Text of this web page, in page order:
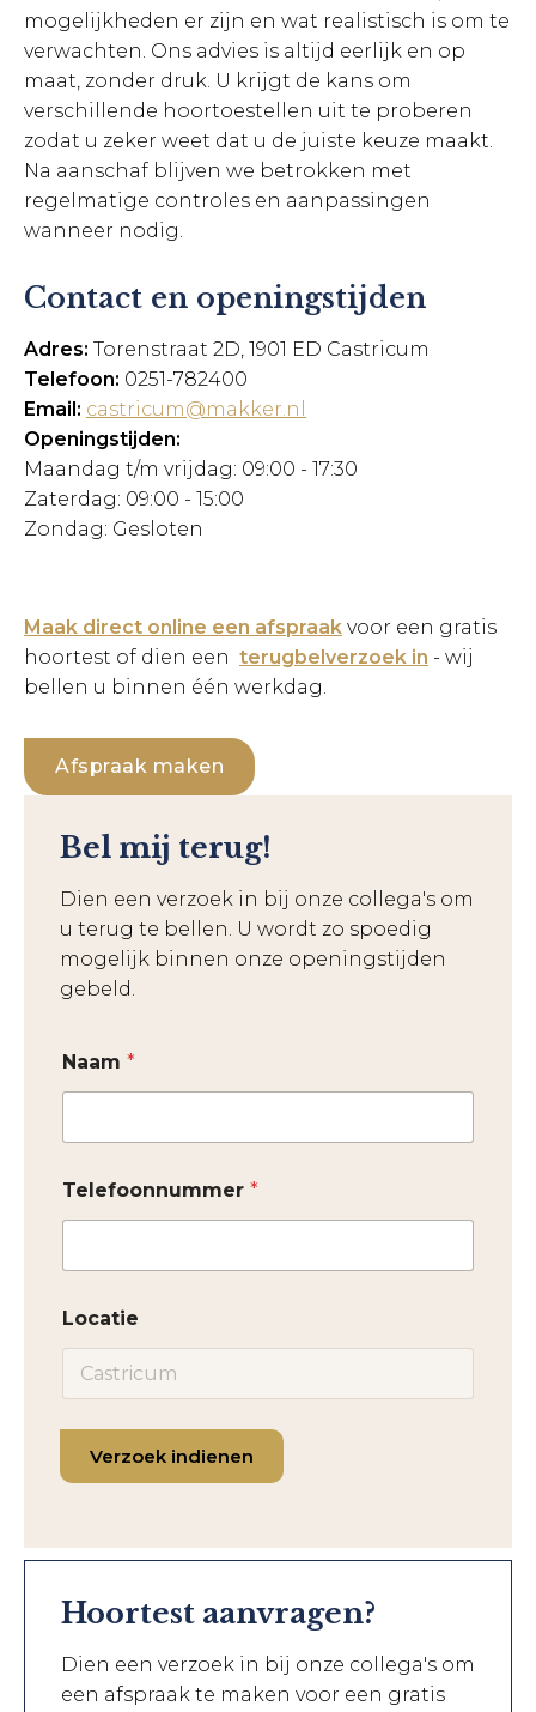
mogelijkheden er zijn en wat realistisch is om te
verwachten. Ons advies is altijd eerlijk en op
maat, zonder druk. U krijgt de kans om
verschillende hoortoestellen uit te proberen
zodat u zeker weet dat u de juiste keuze maakt.
Na aanschaf blijven we betrokken met
regelmatige controles en aanpassingen
wanneer nodig.
Contact en openingstijden
Adres: Torenstraat 2D, 1901 ED Castricum
Telefoon: 0251-782400
Email: castricum@makker.nl
Openingstijden:
Maandag t/m vrijdag: 09:00 - 17:30
Zaterdag: 09:00 - 15:00
Zondag: Gesloten
Maak direct online een afspraak voor een gratis
hoortest of dien een terugbelverzoek in - wij
bellen u binnen één werkdag.
Afspraak maken
Bel mij terug!
Dien een verzoek in bij onze collega's om
u terug te bellen. U wordt zo spoedig
mogelijk binnen onze openingstijden
gebeld.
Naam *
Telefoonnummer *
Locatie
Verzoek indienen
Hoortest aanvragen?
Dien een verzoek in bij onze collega's om
een afspraak te maken voor een gratis